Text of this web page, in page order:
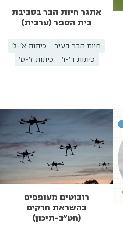
אתגר חיות הבר בסביבת
בית הספר (ערבית)
חיות הבר בעיר
כיתות א'-ג'
כיתות ד'-ו'
כיתות ז'-ט'
רובוטים מעופפים
בהשראת חרקים
(חט"ב-תיכון)